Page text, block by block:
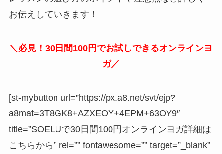
お伝えしていきます！
＼必見！30日間100円でお試しできるオンラインヨ
ガ／
[st-mybutton url=”https://px.a8.net/svt/ejp?
a8mat=3T8GK8+AZXEOY+4EPM+63OY9″
title=”SOELUで30日間100円オンラインヨガ詳細は
こちらから” rel=”” fontawesome=”” target=”_blank”